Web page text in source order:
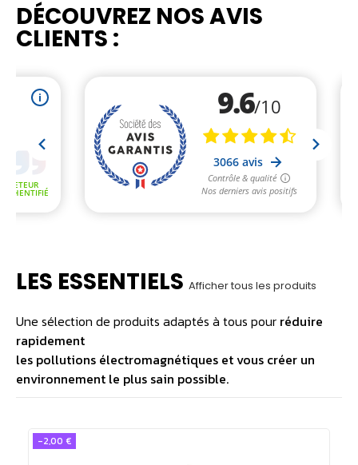
DÉCOUVREZ NOS AVIS
CLIENTS :
LES ESSENTIELS Afficher tous les produits
Une sélection de produits adaptés à tous pour réduire
rapidement
les pollutions électromagnétiques et vous créer un
environnement le plus sain possible.
-2,00 €